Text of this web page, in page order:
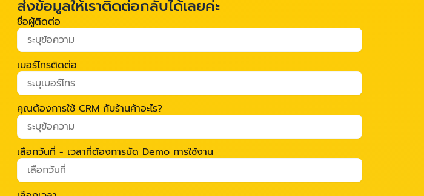
ส่งข้อมูลให้เราติดต่อกลับได้เลยค่ะ
ชื่อผู้ติดต่อ
เบอร์โทรติดต่อ
คุณต้องการใช้ CRM กับร้านค้าอะไร?
เลือกวันที่ - เวลาที่ต้องการนัด Demo การใช้งาน